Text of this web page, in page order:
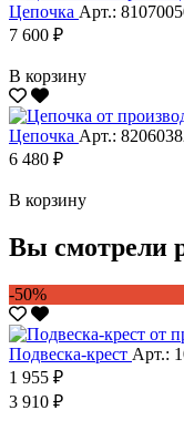
Цепочка Арт.:
7 600 ₽
В корзину
Цепочка Арт.:
6 480 ₽
В корзину
Вы смотрели
-50%
Подвеска-крест Арт.:
1 955 ₽
3 910 ₽